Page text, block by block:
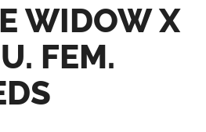
WIDOW X
FEM.